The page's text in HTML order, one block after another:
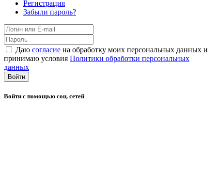
Регистрация
Забыли пароль?
Даю согласие на обработку моих персональных данных и
принимаю условия Политики обработки персональных
данных
Войти
Войти с помощью соц. сетей